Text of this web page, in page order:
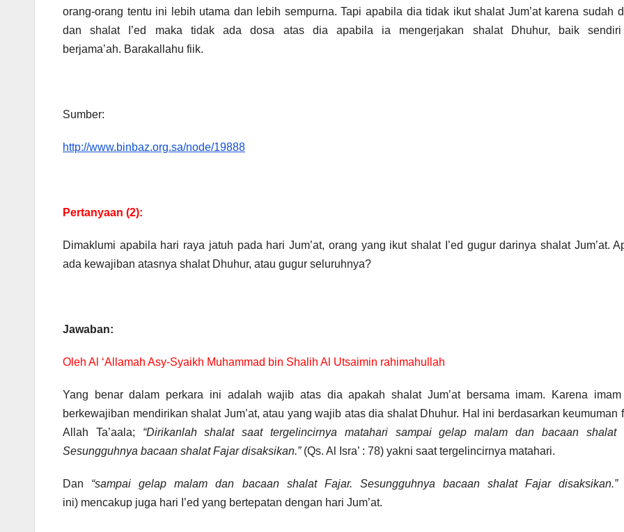
orang-orang tentu ini lebih utama dan lebih sempurna. Tapi apabila dia tidak ikut shalat Jum’at karena sudah
dan shalat I’ed maka tidak ada dosa atas dia apabila ia mengerjakan shalat Dhuhur, baik
berjama’ah. Barakallahu fiik.
Sumber:
http://www.binbaz.org.sa/node/19888
Pertanyaan (2):
Dimaklumi apabila hari raya jatuh pada hari Jum’at, orang yang ikut shalat I’ed gugur darinya shalat Jum’at.
ada kewajiban atasnya shalat Dhuhur, atau gugur seluruhnya?
Jawaban:
Oleh Al ‘Allamah Asy-Syaikh Muhammad bin Shalih Al Utsaimin rahimahullah
Yang benar dalam perkara ini adalah wajib atas dia apakah shalat Jum’at bersama imam. Karena imam
berkewajiban mendirikan shalat Jum’at, atau yang wajib atas dia shalat Dhuhur. Hal ini berdasarkan keumuman
Allah Ta’aala; “Dirikanlah shalat saat tergelincirnya matahari sampai gelap malam dan bacaan shalat
Sesungguhnya bacaan shalat Fajar disaksikan.” (Qs. Al Isra’ : 78) yakni saat tergelincirnya matahari.
Dan “sampai gelap malam dan bacaan shalat Fajar. Sesungguhnya bacaan shalat Fajar disaksikan.”
ini) mencakup juga hari I’ed yang bertepatan dengan hari Jum’at.